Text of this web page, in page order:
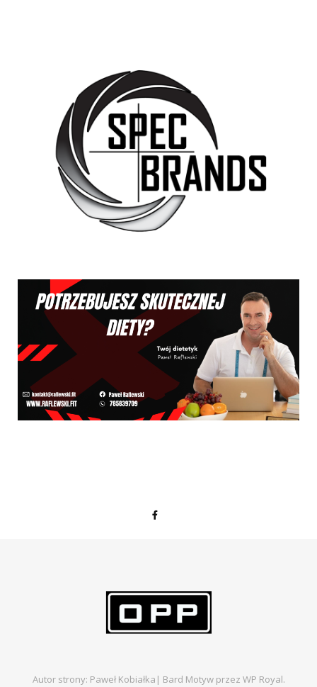
Autor strony: Paweł Kobiałka| Bard Motyw przez WP Royal.